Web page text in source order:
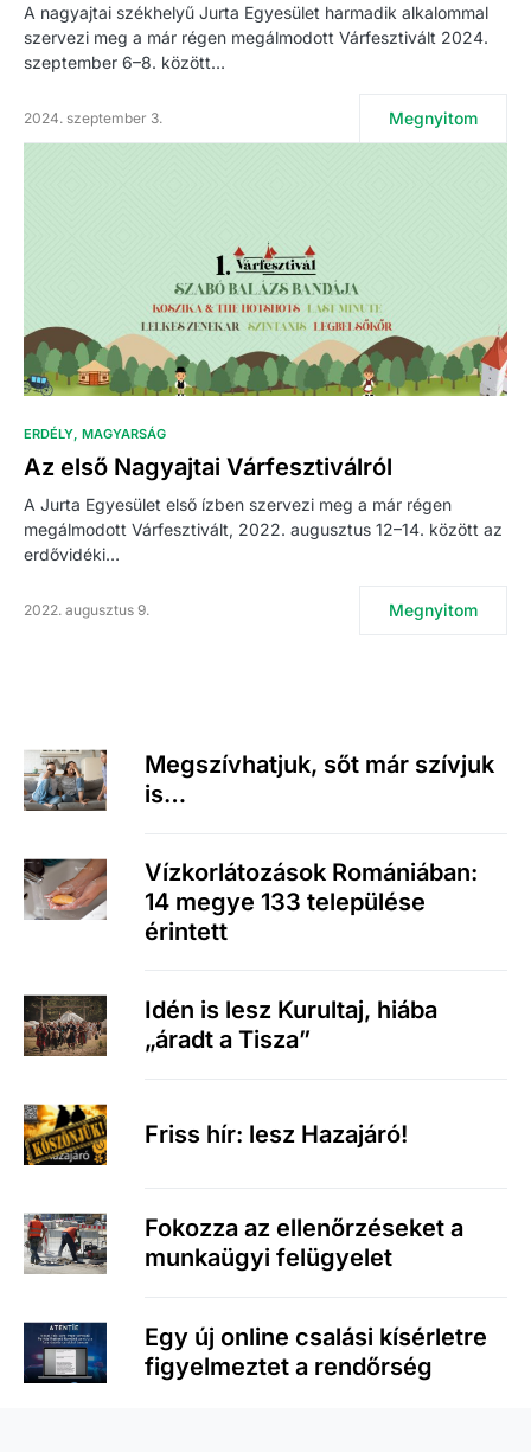
A nagyajtai székhelyű Jurta Egyesület harmadik alkalommal
szervezi meg a már régen megálmodott Várfesztivált 2024.
szeptember 6–8. között…
2024. szeptember 3. Megnyitom
ERDÉLY MAGYARSÁG
Az első Nagyajtai Várfesztiválról
A Jurta Egyesület első ízben szervezi meg a már régen
megálmodott Várfesztivált, 2022. augusztus 12–14. között az
erdővidéki…
2022. augusztus 9. Megnyitom
Megszívhatjuk, sőt már szívjuk
is…
Vízkorlátozások Romániában:
14 megye 133 települése
érintett
Idén is lesz Kurultaj, hiába
„áradt a Tisza”
Friss hír: lesz Hazajáró!
Fokozza az ellenőrzéseket a
munkaügyi felügyelet
Egy új online csalási kísérletre
figyelmeztet a rendőrség